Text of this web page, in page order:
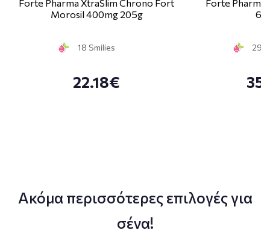
Forte Pharma XtraSlim Chrono Fort
Morosil 400mg 205g
18 Smilies
22.18€
Forte Pharma
29
Ακόμα περισσότερες επιλογές για
σένα!